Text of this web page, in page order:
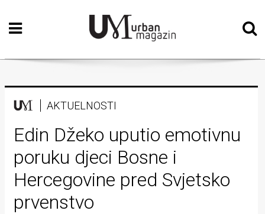
Početna
Vizualne
Teatar
Književnost
Muzika
Film
Intervju
AKTUELNOSTI
Edin Džeko uputio emotivnu
poruku djeci Bosne i
Hercegovine pred Svjetsko
prvenstvo